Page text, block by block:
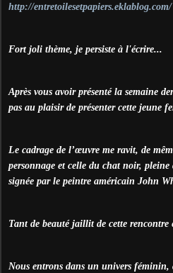
http://entretoilesetpapiers.eklablog.com/
Fort joli thème, je persiste à l'écrire...
Après vous avoir présenté la semaine
pas au plaisir de présenter cette jeune
Le cadrage de l’œuvre me ravit, de
personnage et celle du chat noir,
signée par le peintre américain John
Tant de beauté jaillit de cette
Nous entrons dans un univers féminin,